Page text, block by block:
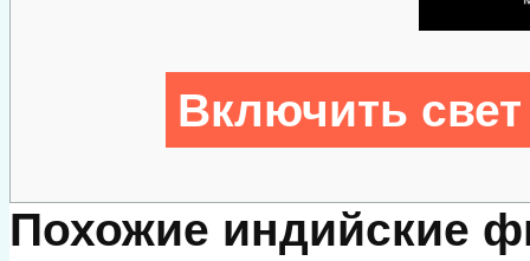
Включить
Похожие индийские